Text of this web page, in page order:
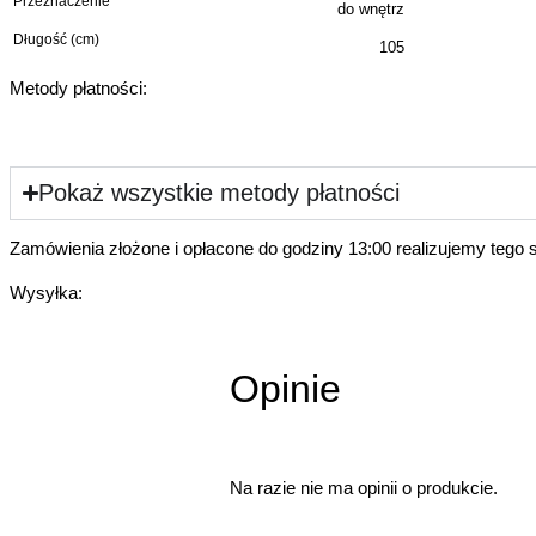
Aby dywanik zachował piękny wygląd zalecamy regularne
do wnętrz
Długość (cm) 105
Metody płatności:
Pokaż wszystkie metody płatności
Zamówienia złożone i opłacone do godziny 13:00 realizujemy tego
Wysyłka:
Opinie
Na razie nie ma opinii o produkcie.